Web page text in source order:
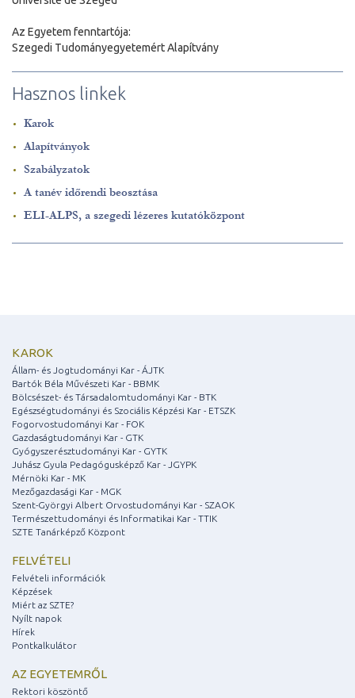
Az Egyetem fenntartója:
Szegedi Tudományegyetemért Alapítvány
Hasznos linkek
Karok
Alapítványok
Szabályzatok
A tanév időrendi beosztása
ELI-ALPS, a szegedi lézeres kutatóközpont
KAROK
Állam- és Jogtudományi Kar - ÁJTK
Bartók Béla Művészeti Kar - BBMK
Bölcsészet- és Társadalomtudományi Kar - BTK
Egészségtudományi és Szociális Képzési Kar - ETSZK
Fogorvostudományi Kar - FOK
Gazdaságtudományi Kar - GTK
Gyógyszerésztudományi Kar - GYTK
Juhász Gyula Pedagógusképző Kar - JGYPK
Mérnöki Kar - MK
Mezőgazdasági Kar - MGK
Szent-Györgyi Albert Orvostudományi Kar - SZAOK
Természettudományi és Informatikai Kar - TTIK
SZTE Tanárképző Központ
FELVÉTELI
Felvételi információk
Képzések
Miért az SZTE?
Nyílt napok
Hírek
Pontkalkulátor
AZ EGYETEMRŐL
Rektori köszöntő